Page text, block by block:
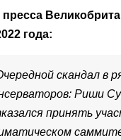
пресса
года:
скандал в
Риши
принять